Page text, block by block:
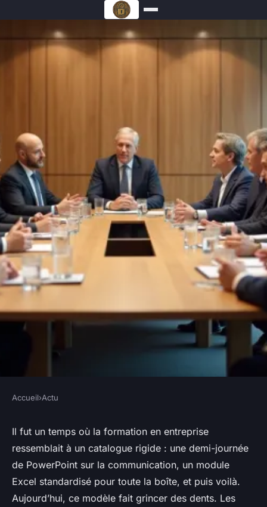
La formation sur mesure, clé
de la transformation des
entreprises
Sandrina•16/06/2026 08:30•9 min de lecture
Accueil›Actu
Il fut un temps où la formation en entreprise
ressemblait à un catalogue rigide : une demi-journée
de PowerPoint sur la communication, un module
Excel standardisé pour toute la boîte, et puis voilà.
Aujourd’hui, ce modèle fait grincer des dents. Les